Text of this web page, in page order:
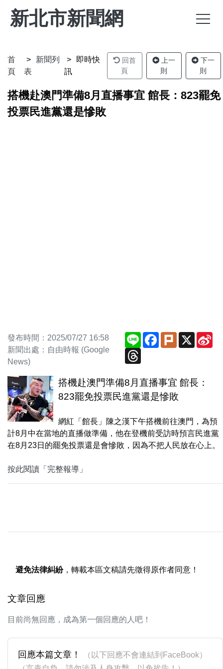
新北市新聞網
首
頁
新聞列
表
即時快
訊
回首
頁
上一
則
下一
則
搭機赴澳門準備8月直播事宜 館長：823罷免
投票民進黨還是慘敗
發布時間：2025/07/27 16:58
新聞出處：自由時報 (Google
News)
Line Facebook
Plurk X
搭機赴澳門準備8月直播事宜 館長：
823罷免投票民進黨還是慘敗
網紅「館長」陳之漢下午搭機前往澳門，為預
計8月中在當地的直播做準備，他在登機前受訪時預言民進黨
在8月23日的罷免投票還是會慘敗，因為不把人民放在心上。
按此閱讀「完整報導」
避免法律糾紛，轉載本區文稿請先徵得原作者同意！
文章回應
目前尚無回應，成為第一個回應的人吧！
回應本篇文章！
（以下回應不會連結到FaceBook）